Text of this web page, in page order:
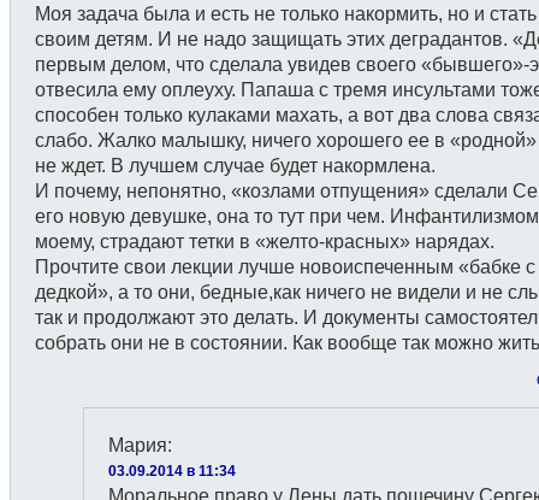
Моя задача была и есть не только накормить, но и
своим детям. И не надо защищать этих деградантов.
первым делом, что сделала увидев своего «бывшего»-
отвесила ему оплеуху. Папаша с тремя инсультами
способен только кулаками махать, а вот два слова
слабо. Жалко малышку, ничего хорошего ее в
не ждет. В лучшем случае будет накормлена.
И почему, непонятно, «козлами отпущения» сделали
его новую девушке, она то тут при чем.
моему, страдают тетки в «желто-красных» нарядах.
Прочтите свои лекции лучше новоиспеченным «бабке с
дедкой», а то они, бедные,как ничего не видели и не
так и продолжают это делать. И документы
собрать они не в состоянии. Как вообще так можно
Мария:
03.09.2014 в 11:34
Моральное право у Лены дать пощечину